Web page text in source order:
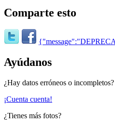
Comparte esto
Ayúdanos
¿Hay datos erróneos o incompletos?
¡Cuenta cuenta!
¿Tienes más fotos?